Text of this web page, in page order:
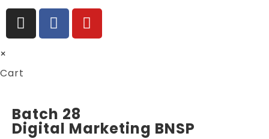
×
Cart
Batch 28
Digital Marketing BNSP